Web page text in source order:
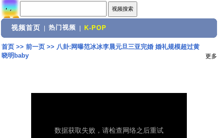
视频首页 热门视频 K-POP
首页>> 前一页>> 八卦:网曝范冰冰李晨元旦三亚完婚 婚礼规模超过黄
晓明baby
更多